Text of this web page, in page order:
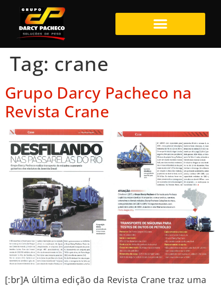
Tag: crane
Grupo Darcy Pacheco na
Revista Crane
[:br]A última edição da Revista Crane traz uma